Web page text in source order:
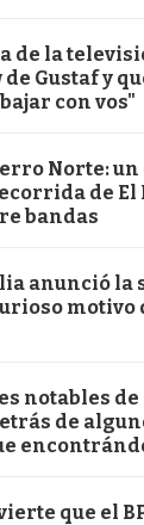
de la
de Gustaf y
con vos"
Norte:
de El
bandas
anunció la
motivo
notables
de
que el